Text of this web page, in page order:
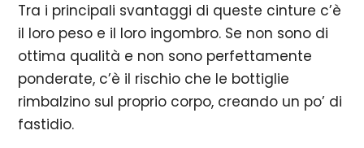
Tra i principali svantaggi di queste cinture c’è
il loro peso e il loro ingombro. Se non sono di
ottima qualità e non sono perfettamente
ponderate, c’è il rischio che le bottiglie
rimbalzino sul proprio corpo, creando un po’ di
fastidio.